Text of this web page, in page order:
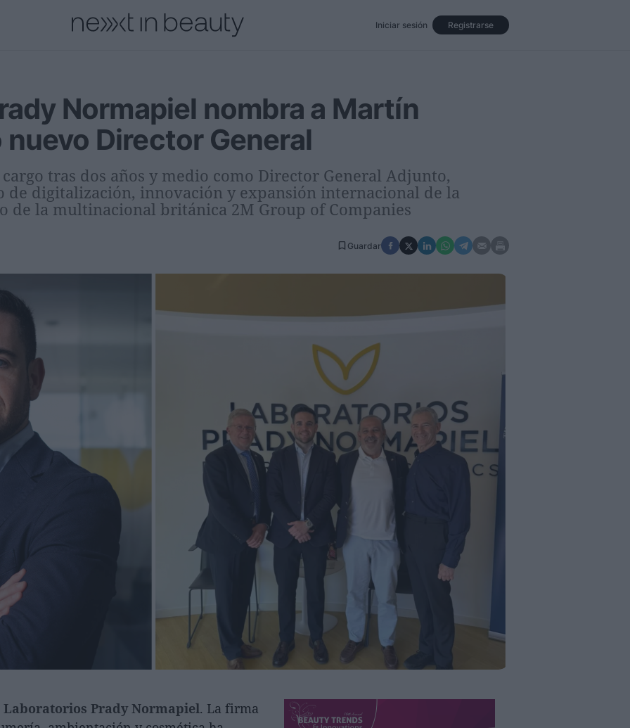
Registrarse
Iniciar sesión
Normapiel nombra a Martín
Director General
tras dos años y medio como Director General Adjunto,
de digitalización, innovación y expansión internacional de la
de la multinacional británica 2M Group of Companies
Guardar
Laboratorios Prady Normapiel. La firma